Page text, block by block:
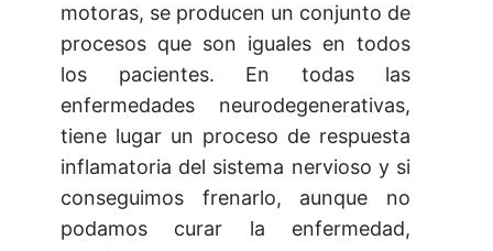
motoras, se producen un conjunto de
procesos que son iguales en todos
los pacientes. En todas las
enfermedades neurodegenerativas,
tiene lugar un proceso de respuesta
inflamatoria del sistema nervioso y si
conseguimos frenarlo, aunque no
podamos curar la enfermedad,